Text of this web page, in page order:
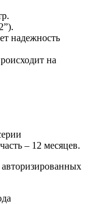
надежность
на
– 12 месяцев.